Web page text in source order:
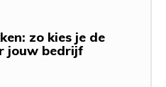
zo kies je de
jouw bedrijf